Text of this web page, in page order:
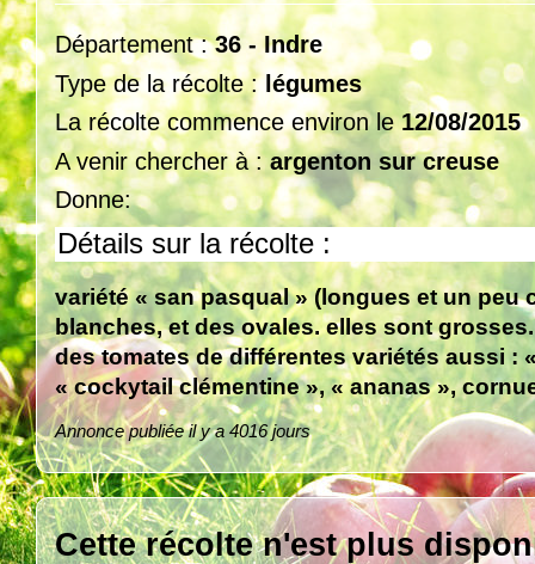
Département :36 - Indre
Type de la récolte :légumes
La récolte commence environ le12/08/2015
A venir chercher à :argenton sur creuse
Donne:
Détails sur la récolte :
variété « san pasqual » (longues et un peu
blanches, et des ovales. elles sont grosses.
des tomates de différentes variétés aussi :
« cockytail clémentine », « ananas »,
Annonce publiée il y a 4016 jours
Cette récolte n'est plus